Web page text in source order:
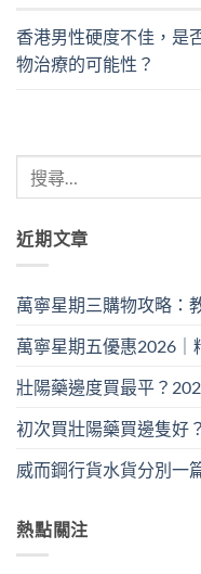
香港男性硬度不佳，是
物治療的可能性？
近期文章
萬寧星期三購物攻略：
萬寧星期五優惠2026｜
壯陽藥邊度買最平？
初次買壯陽藥買邊隻好
威而鋼行貨水貨分別一
熱點關注